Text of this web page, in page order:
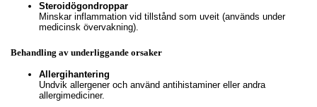
Steroidögondroppar
Minskar inflammation vid tillstånd som uveit (används under
medicinsk övervakning).
Behandling av underliggande orsaker
Allergihantering
Undvik allergener och använd antihistaminer eller andra
allergimediciner.